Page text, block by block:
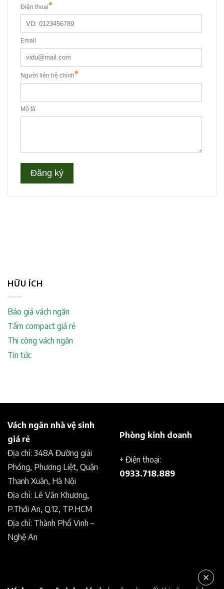
HỮU ÍCH
Báo giá vách ngăn
Tấm compact giá rẻ
Thi công vách ngăn
Tin tức
Vách ngăn nhà vệ sinh
giá rẻ
Địa chỉ: 348A Đường giải
Phóng, Phương Liệt, Quận
Thanh Xuân, Hà Nội
Địa chỉ: Lê Văn Khương,
P.Thới An, Q.12, TP.HCM
Địa chỉ: Thành Phố Vinh –
Nghệ An
Phòng kinh doanh
+ Điện thoại:
0933.718.889